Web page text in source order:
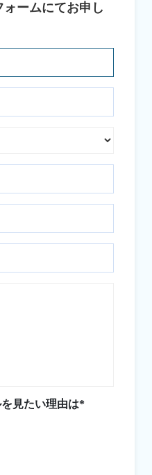
ームにてお申し
見たい理由は*